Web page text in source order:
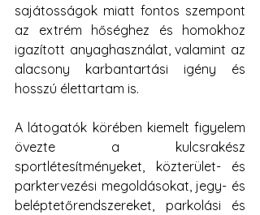
sajátosságok miatt fontos szempont
az extrém hőséghez és homokhoz
igazított anyaghasználat, valamint az
alacsony karbantartási igény és
hosszú élettartam is.
A látogatók körében kiemelt figyelem
övezte a kulcsrakész
sportlétesítményeket, közterület- és
parktervezési megoldásokat, jegy- és
beléptetőrendszereket, parkolási és